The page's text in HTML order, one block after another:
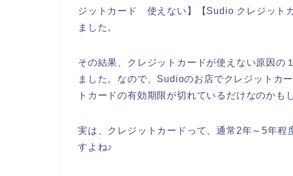
ジットカード 使えない】【Sudio クレジット
ました。
その結果、クレジットカードが使えない原因の
ました。なので、Sudioのお店でクレジットカ
トカードの有効期限が切れているだけなのかも
実は、クレジットカードって、通常2年～5年
すよね♪